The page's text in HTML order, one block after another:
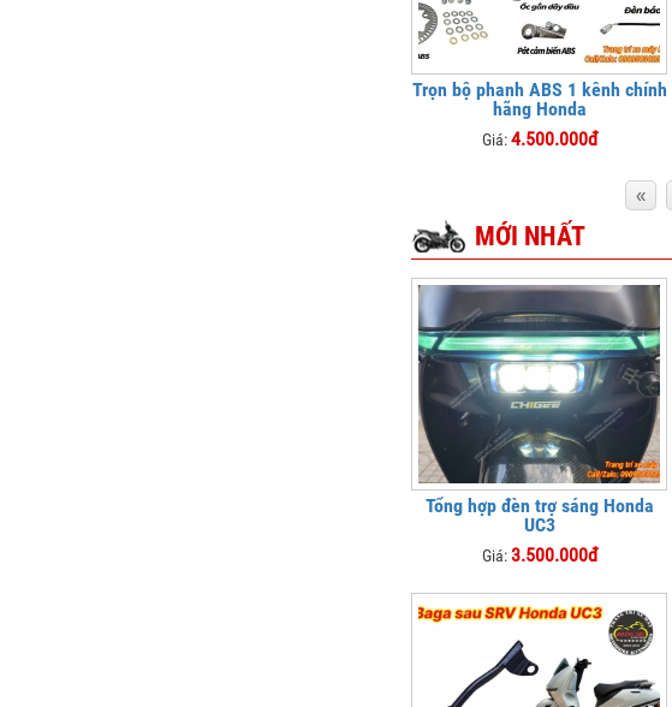
Trọn bộ phanh ABS 1 kênh chính
hãng Honda
Giá:4.500.000đ
«
MỚI NHẤT
Tổng hợp đèn trợ sáng Honda
UC3
Giá:3.500.000đ